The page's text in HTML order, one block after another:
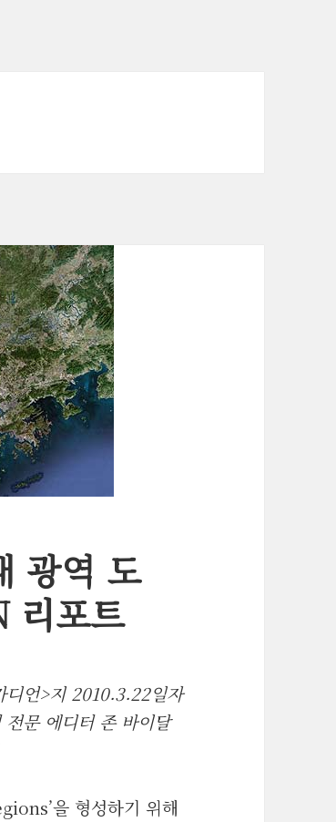
광역 도
리포트
디언>지 2010.3.22일자
문 에디터 존 바이달
을 형성하기 위해